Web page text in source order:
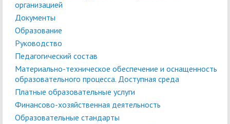
организацией
Документы
Образование
Руководство
Педагогический состав
Материально-техническое обеспечение и оснащенность
образовательного процесса. Доступная среда
Платные образовательные услуги
Финансово-хозяйственная деятельность
Образовательные стандарты